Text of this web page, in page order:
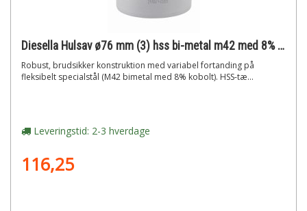
Diesella Hulsav ø76 mm (3) hss bi-metal m42 med 8% cobolt"
Robust, brudsikker konstruktion med variabel fortanding på
fleksibelt specialstål (M42 bimetal med 8% kobolt). HSS-tæ...
Leveringstid: 2-3 hverdage
116,25